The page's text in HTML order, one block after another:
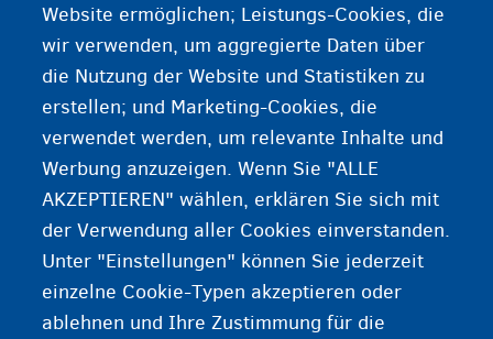
Kontakt Ausländeramt
Kontakt CGVS/CGRA
Registrierung für die Aufnahme
Website ermöglichen; Leistungs-Cookies, die
wir verwenden, um aggregierte Daten über
die Nutzung der Website und Statistiken zu
erstellen; und Marketing-Cookies, die
verwendet werden, um relevante Inhalte und
Werbung anzuzeigen. Wenn Sie "ALLE
AKZEPTIEREN" wählen, erklären Sie sich mit
der Verwendung aller Cookies einverstanden.
Unter "Einstellungen" können Sie jederzeit
einzelne Cookie-Typen akzeptieren oder
ablehnen und Ihre Zustimmung für die